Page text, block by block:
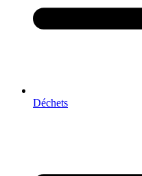
Déchets